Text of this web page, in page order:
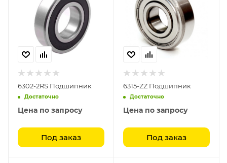
6302-2RS Подшипник
Достаточно
Цена по запросу
Под заказ
6315-ZZ Подшипник
Достаточно
Цена по запросу
Под заказ